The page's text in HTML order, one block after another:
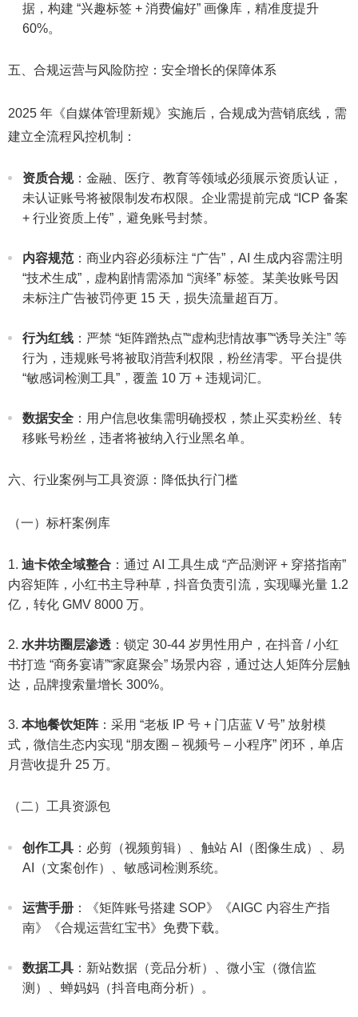
据，构建 “兴趣标签 + 消费偏好” 画像库，精准度提升
60%。​
五、合规运营与风险防控：安全增长的保障体系​
2025 年《自媒体管理新规》实施后，合规成为营销底线，需
建立全流程风控机制：​
资质合规：金融、医疗、教育等领域必须展示资质认证，
未认证账号将被限制发布权限。企业需提前完成 “ICP 备案
+ 行业资质上传”，避免账号封禁。​
内容规范：商业内容必须标注 “广告”，AI 生成内容需注明
“技术生成”，虚构剧情需添加 “演绎” 标签。某美妆账号因
未标注广告被罚停更 15 天，损失流量超百万。​
行为红线 ：严禁 “矩阵蹭热点”“虚构悲情故事”“诱导关注” 等
行为，违规账号将被取消营利权限，粉丝清零。平台提供
“敏感词检测工具”，覆盖 10 万 + 违规词汇。​
数据安全 ：用户信息收集需明确授权，禁止买卖粉丝、转
移账号粉丝，违者将被纳入行业黑名单。​
六、行业案例与工具资源：降低执行门槛​
（一）标杆案例库​
迪卡侬全域整合 ：通过 AI 工具生成 “产品测评 + 穿搭指南”
内容矩阵，小红书主导种草，抖音负责引流，实现曝光量 1.2
亿，转化 GMV 8000 万。​
水井坊圈层渗透 ：锁定 30-44 岁男性用户，在抖音 / 小红
书打造 “商务宴请”“家庭聚会” 场景内容，通过达人矩阵分层触
达，品牌搜索量增长 300%。​
本地餐饮矩阵：采用 “老板 IP 号 + 门店蓝 V 号” 放射模
式，微信生态内实现 “朋友圈 – 视频号 – 小程序” 闭环，单店
月营收提升 25 万。​
（二）工具资源包​
创作工具 ：必剪（视频剪辑）、触站 AI（图像生成）、易
AI（文案创作）、敏感词检测系统。​
运营手册 ：《矩阵账号搭建 SOP》《AIGC 内容生产指
南》《合规运营红宝书》免费下载。​
数据工具 ：新站数据（竞品分析）、微小宝（微信监
测）、蝉妈妈（抖音电商分析）。​